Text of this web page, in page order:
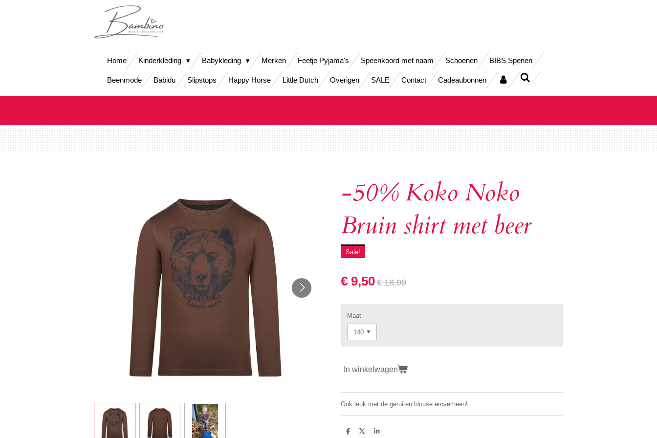
Home Kinderkleding Babykleding Merken Feetje Pyjama's Speenkoord met naam Schoenen BIBS Spenen
Beenmode Babidu Slipstops Happy Horse Little Dutch Overigen SALE Contact Cadeaubonnen
-50% Koko Noko
Bruin shirt met beer
Sale!
€ 9,50€ 18,99
Maat
In winkelwagen
Ook leuk met de geruiten blouse eroverheen!
D
D
S